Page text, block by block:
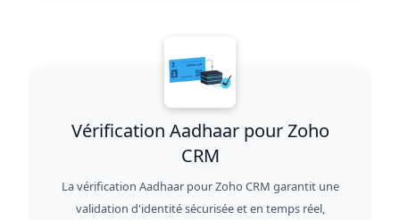
Vérification Aadhaar pour Zoho
CRM
La vérification Aadhaar pour Zoho CRM garantit une
validation d'identité sécurisée et en temps réel,